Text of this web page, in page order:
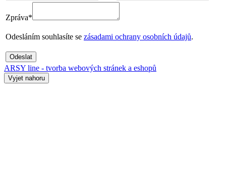
Zpráva*
Odesláním souhlasíte se zásadami ochrany osobních údajů.
Odeslat
ARSY line - tvorba webových stránek a eshopů
Vyjet nahoru